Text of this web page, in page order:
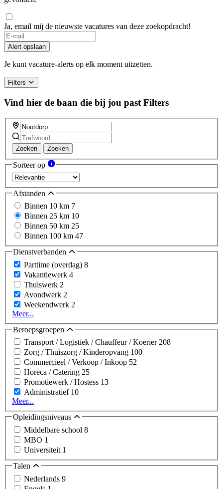
Ja, email mij de nieuwste vacatures van deze zoekopdracht!
Alert opslaan
Je kunt vacature-alerts op elk moment uitzetten.
Filters
Vind hier de baan die bij jou past Filters
Zoeken Zoeken
Sorteer op
Afstanden
Binnen 10 km 7
Binnen 25 km 10
Binnen 50 km 25
Binnen 100 km 47
Dienstverbanden
Parttime (overdag) 8
Vakantiewerk 4
Thuiswerk 2
Avondwerk 2
Weekendwerk 2
Meer...
Beroepsgroepen
Transport / Logistiek / Chauffeur / Koerier208
Zorg / Thuiszorg / Kinderopvang 100
Commercieel / Verkoop / Inkoop 52
Horeca / Catering 25
Promotiewerk / Hostess 13
Administratief 10
Meer...
Opleidingsniveaus
Middelbare school 8
MBO 1
Universiteit 1
Talen
Nederlands 9